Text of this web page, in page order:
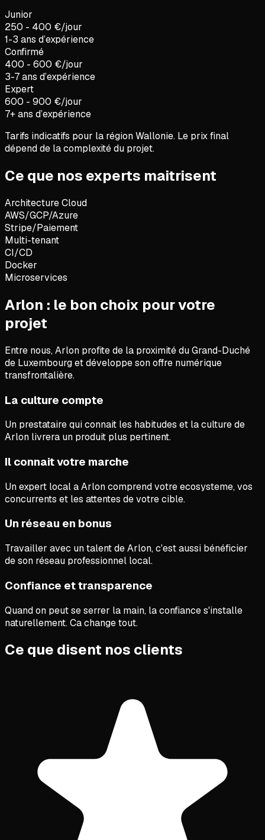
Junior
250 - 400 €/jour
1-3 ans d’expérience
Confirmé
400 - 600 €/jour
3-7 ans d’expérience
Expert
600 - 900 €/jour
7+ ans d’expérience
Tarifs indicatifs pour la régionWallonie. Le prix final
dépend de la complexité du projet.
Ce que nos experts maitrisent
Architecture Cloud
AWS/GCP/Azure
Stripe/Paiement
Multi-tenant
CI/CD
Docker
Microservices
Arlon : le bon choix pour votre
projet
Entre nous,Arlon profite de la proximité du Grand-Duché
de Luxembourg et développe son offre numérique
transfrontalière.
La culture compte
Un prestataire qui connait les habitudes et la culture de
Arlon livrera un produit plus pertinent.
Il connait votre marche
Un expert local a Arlon comprend votre ecosysteme, vos
concurrents et les attentes de votre cible.
Un réseau en bonus
Travailler avec un talent de Arlon, c'est aussi bénéficier
de son réseau professionnel local.
Confiance et transparence
Quand on peut se serrer la main, la confiance s'installe
naturellement. Ca change tout.
Ce que disent nos clients